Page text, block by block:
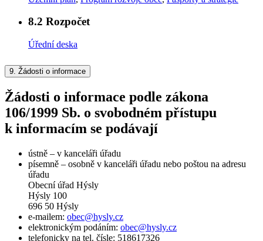
8.2 Rozpočet
Úřední deska
9. Žádosti o informace
Žádosti o informace podle zákona
106/1999 Sb. o svobodném přístupu
k informacím se podávají
ústně – v kanceláři úřadu
písemně – osobně v kanceláři úřadu nebo poštou na adresu
úřadu
Obecní úřad Hýsly
Hýsly 100
696 50 Hýsly
e-mailem: obec@hysly.cz
elektronickým podáním: obec@hysly.cz
telefonicky na tel. čísle: 518617326